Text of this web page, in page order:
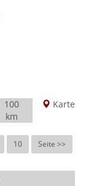
100
km
Karte
10 Seite >>